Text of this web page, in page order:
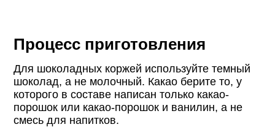
Процесс приготовления
Для шоколадных коржей используйте темный
шоколад, а не молочный. Какао берите то, у
которого в составе написан только какао-
порошок или какао-порошок и ванилин, а не
смесь для напитков.